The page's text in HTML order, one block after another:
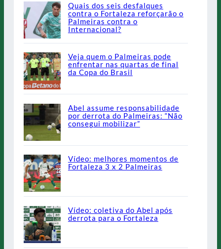
Quais dos seis desfalques
contra o Fortaleza reforçarão o
Palmeiras contra o
Internacional?
Veja quem o Palmeiras pode
enfrentar nas quartas de final
da Copa do Brasil
Abel assume responsabilidade
por derrota do Palmeiras: “Não
consegui mobilizar”
Vídeo: melhores momentos de
Fortaleza 3 x 2 Palmeiras
Vídeo: coletiva do Abel após
derrota para o Fortaleza